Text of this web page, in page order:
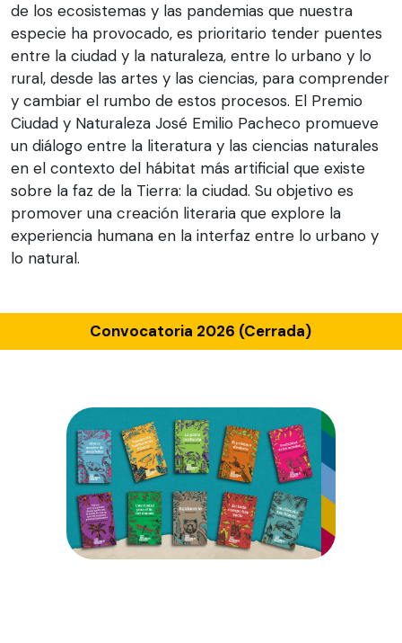
de los ecosistemas y las pandemias que nuestra
especie ha provocado, es prioritario tender puentes
entre la ciudad y la naturaleza, entre lo urbano y lo
rural, desde las artes y las ciencias, para comprender
y cambiar el rumbo de estos procesos. El Premio
Ciudad y Naturaleza José Emilio Pacheco promueve
un diálogo entre la literatura y las ciencias naturales
en el contexto del hábitat más artificial que existe
sobre la faz de la Tierra: la ciudad. Su objetivo es
promover una creación literaria que explore la
experiencia humana en la interfaz entre lo urbano y
lo natural.
Convocatoria 2026 (Cerrada)